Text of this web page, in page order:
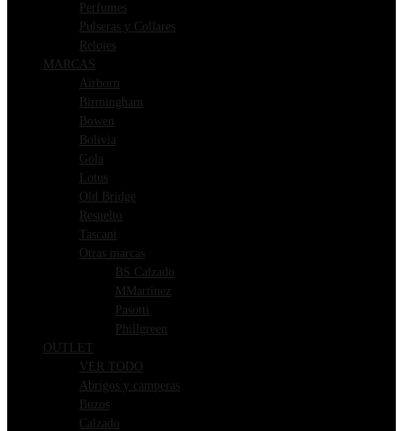
Perfumes
Pulseras y Collares
Relojes
MARCAS
Airborn
Birmingham
Bowen
Bolivia
Gola
Lotus
Old Bridge
Resuelto
Tascani
Otras marcas
BS Calzado
MMartinez
Pasotti
Phillgreen
OUTLET
VER TODO
Abrigos y camperas
Buzos
Calzado